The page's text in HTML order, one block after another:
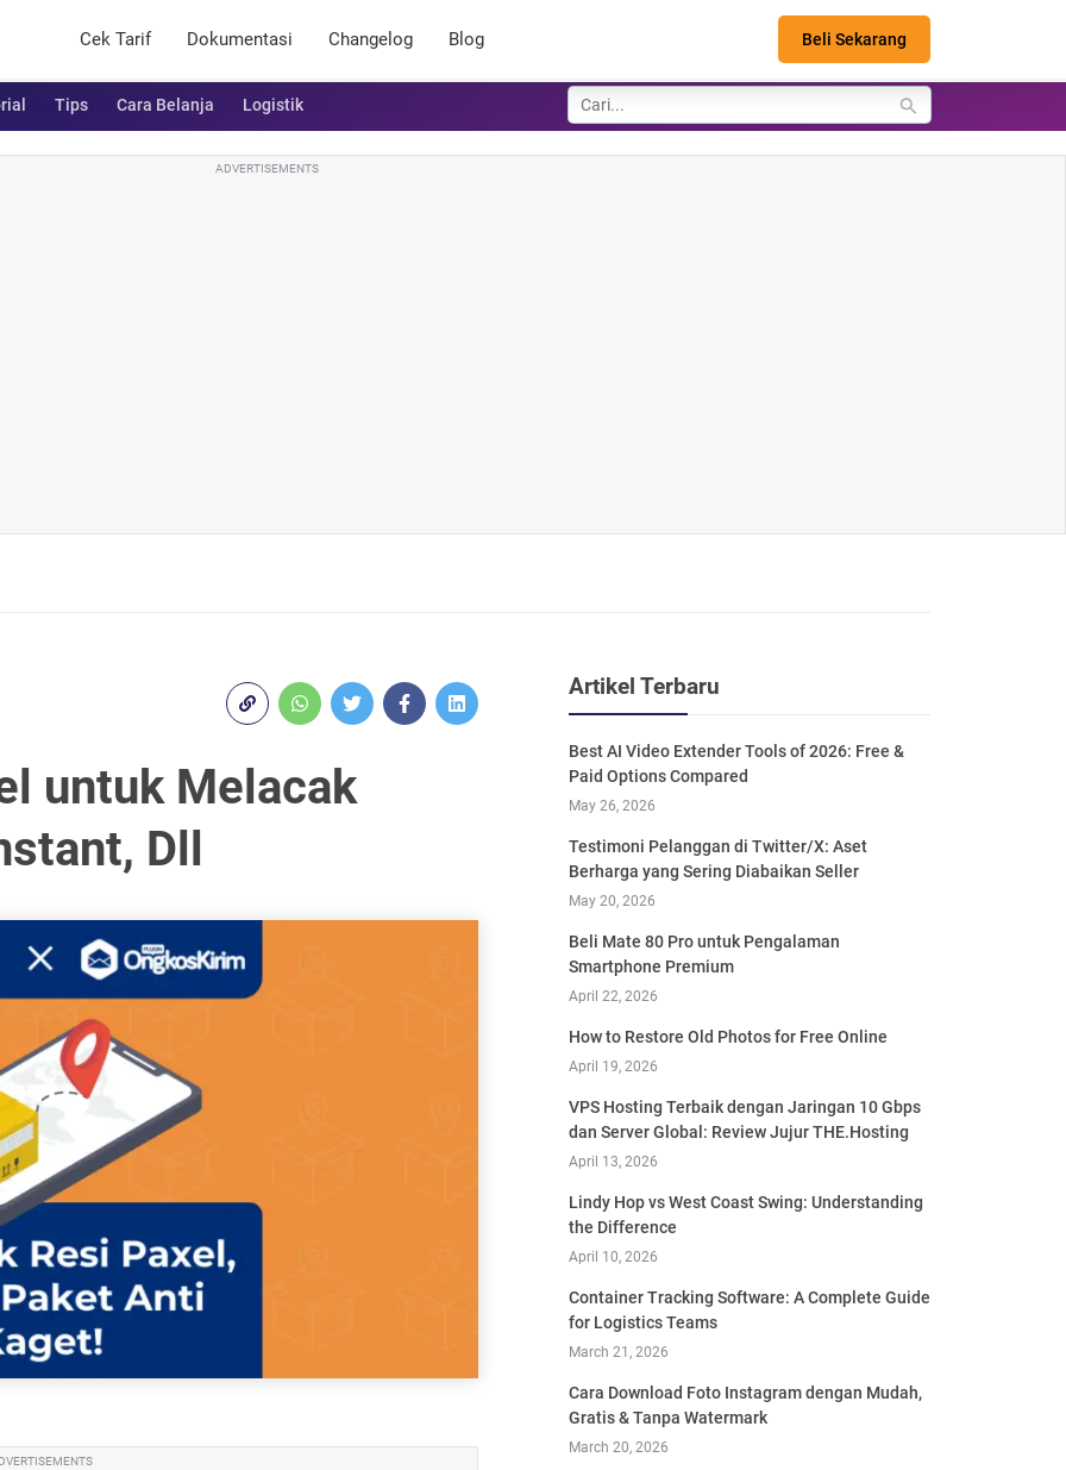
Cek Tarif Dokumentasi Changelog Blog Beli Sekarang
Tips Cara Belanja Logistik
ADVERTISEMENTS
untuk Melacak
Dll
Artikel Terbaru
Best AI Video Extender Tools of 2026: Free &
Paid Options Compared
May 26, 2026
Testimoni Pelanggan di Twitter/X: Aset
Berharga yang Sering Diabaikan Seller
May 20, 2026
Beli Mate 80 Pro untuk Pengalaman
Smartphone Premium
April 22, 2026
How to Restore Old Photos for Free Online
April 19, 2026
VPS Hosting Terbaik dengan Jaringan 10 Gbps
dan Server Global: Review Jujur THE.Hosting
April 13, 2026
Lindy Hop vs West Coast Swing: Understanding
the Difference
April 10, 2026
Container Tracking Software: A Complete Guide
for Logistics Teams
March 21, 2026
Cara Download Foto Instagram dengan Mudah,
Gratis & Tanpa Watermark
March 20, 2026